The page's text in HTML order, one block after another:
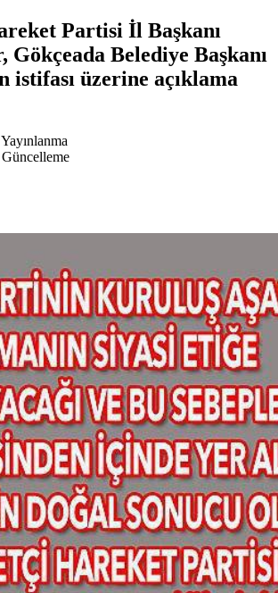
Partisi İl Başkanı
Gökçeada Belediye Başkanı
istifası üzerine açıklama
Yayınlanma
Güncelleme